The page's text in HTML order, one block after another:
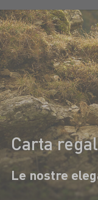
Carta
Le nostre